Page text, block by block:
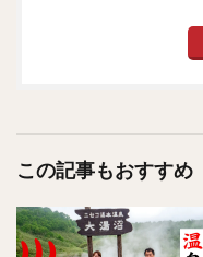
この記事もおすすめ